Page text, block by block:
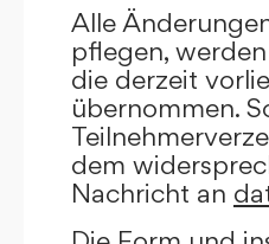
Alle
pflegen,
die derzeit
übernommen.
dem
Nachricht an